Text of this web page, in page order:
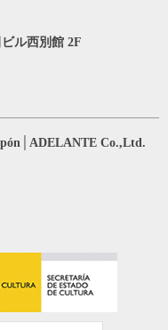
ル西別館 2F
Co.,Ltd.